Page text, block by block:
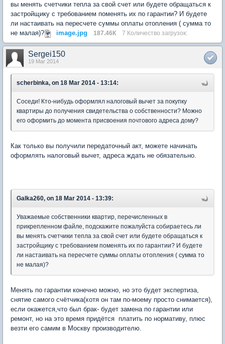
вы менять счетчики тепла за свой счет или будете обращаться к
застройщику с требованием поменять их по гарантии? И будете
ли настаивать на пересчете суммы оплаты отопления ( сумма то
не малая)?
image.jpg 187.46К 7 Количество загрузок:
Sergei150
19 Mar 2014
scherbinka, on 18 Mar 2014 - 13:14:
Соседи! Кто-нибудь оформлял налоговый вычет за покупку
квартиры до получения свидетельства о собственности? Можно
его оформить до момента присвоения почтового адреса дому?
Как только вы получили передаточный акт, можете начинать
оформлять налоговый вычет, адреса ждать не обязательно.
Galka260, on 18 Mar 2014 - 13:39:
Уважаемые собственники квартир, перечисленных в
прикрепленном файле, подскажите пожалуйста собираетесь ли
вы менять счетчики тепла за свой счет или будете обращаться к
застройщику с требованием поменять их по гарантии? И будете
ли настаивать на пересчете суммы оплаты отопления ( сумма то
не малая)?
Менять по гарантии конечно можно, но это будет экспертиза,
снятие самого счётчика(хотя он там по-моему просто снимается),
если окажется,что был брак- будет замена по гарантии или
ремонт, но на это время придётся платить по нормативу, плюс
везти его самим в Москву производителю.